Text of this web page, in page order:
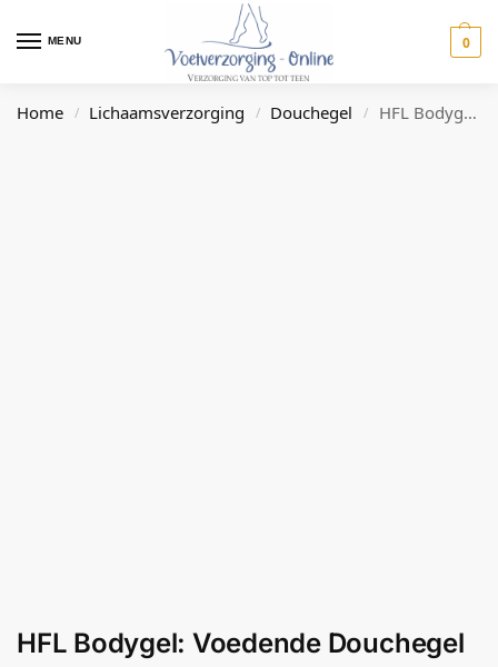
MENU 0
Home / Lichaamsverzorging / Douchegel / HFL Bodygel: Voedende Douchegel
HFL Bodygel: Voedende Douchegel